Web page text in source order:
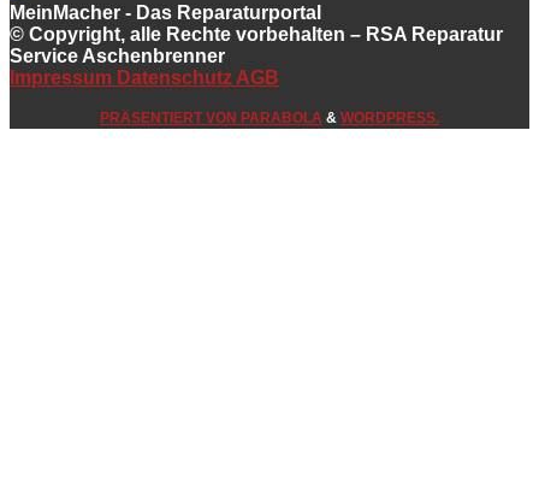
MeinMacher - Das Reparaturportal
© Copyright, alle Rechte vorbehalten – RSA Reparatur
Service Aschenbrenner
Impressum Datenschutz AGB
PRÄSENTIERT VON PARABOLA & WORDPRESS.